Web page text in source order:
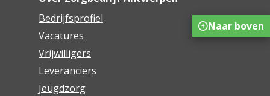
Bedrijfsprofiel
Vacatures
Vrijwilligers
Leveranciers
Jeugdzorg
Naar boven